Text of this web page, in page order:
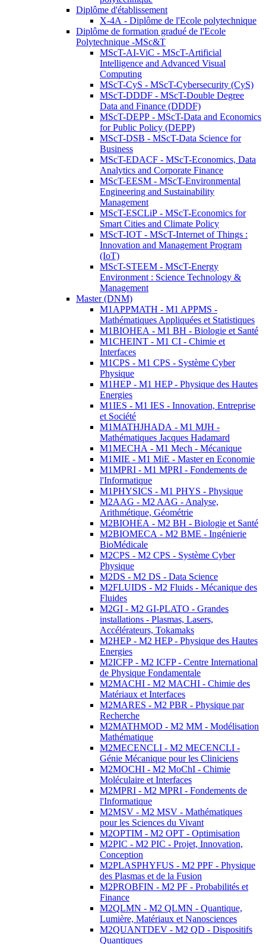
Diplôme d'établissement
X-4A - Diplôme de l'Ecole polytechnique
Diplôme de formation gradué de l'Ecole
Polytechnique -MSc&T
MScT-AI-ViC - MScT-Artificial
Intelligence and Advanced Visual
Computing
MScT-CyS - MScT-Cybersecurity (CyS)
MScT-DDDF - MScT-Double Degree
Data and Finance (DDDF)
MScT-DEPP - MScT-Data and Economics
for Public Policy (DEPP)
MScT-DSB - MScT-Data Science for
Business
MScT-EDACF - MScT-Economics, Data
Analytics and Corporate Finance
MScT-EESM - MScT-Environmental
Engineering and Sustainability
Management
MScT-ESCLiP - MScT-Economics for
Smart Cities and Climate Policy
MScT-IOT - MScT-Internet of Things :
Innovation and Management Program
(IoT)
MScT-STEEM - MScT-Energy
Environment : Science Technology &
Management
Master (DNM)
M1APPMATH - M1 APPMS -
Mathématiques Appliquées et Statistiques
M1BIOHEA - M1 BH - Biologie et Santé
M1CHEINT - M1 CI - Chimie et
Interfaces
M1CPS - M1 CPS - Système Cyber
Physique
M1HEP - M1 HEP - Physique des Hautes
Energies
M1IES - M1 IES - Innovation, Entreprise
et Société
M1MATHJHADA - M1 MJH -
Mathématiques Jacques Hadamard
M1MECHA - M1 Mech - Mécanique
M1MIE - M1 MiE - Master en Economie
M1MPRI - M1 MPRI - Fondements de
l'Informatique
M1PHYSICS - M1 PHYS - Physique
M2AAG - M2 AAG - Analyse,
Arithmétique, Géométrie
M2BIOHEA - M2 BH - Biologie et Santé
M2BIOMECA - M2 BME - Ingénierie
BioMédicale
M2CPS - M2 CPS - Système Cyber
Physique
M2DS - M2 DS - Data Science
M2FLUIDS - M2 Fluids - Mécanique des
Fluides
M2GI - M2 GI-PLATO - Grandes
installations - Plasmas, Lasers,
Accélérateurs, Tokamaks
M2HEP - M2 HEP - Physique des Hautes
Energies
M2ICFP - M2 ICFP - Centre International
de Physique Fondamentale
M2MACHI - M2 MACHI - Chimie des
Matériaux et Interfaces
M2MARES - M2 PBR - Physique par
Recherche
M2MATHMOD - M2 MM - Modélisation
Mathématique
M2MECENCLI - M2 MECENCLI -
Génie Mécanique pour les Cliniciens
M2MOCHI - M2 MoChI - Chimie
Moléculaire et Interfaces
M2MPRI - M2 MPRI - Fondements de
l'Informatique
M2MSV - M2 MSV - Mathématiques
pour les Sciences du Vivant
M2OPTIM - M2 OPT - Optimisation
M2PIC - M2 PIC - Projet, Innovation,
Conception
M2PLASPHYFUS - M2 PPF - Physique
des Plasmas et de la Fusion
M2PROBFIN - M2 PF - Probabilités et
Finance
M2QLMN - M2 QLMN - Quantique,
Lumière, Matériaux et Nanosciences
M2QUANTDEV - M2 QD - Dispositifs
Quantiques